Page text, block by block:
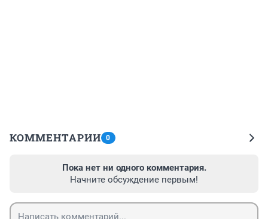
КОММЕНТАРИИ 0
Пока нет ни одного комментария.
Начните обсуждение первым!